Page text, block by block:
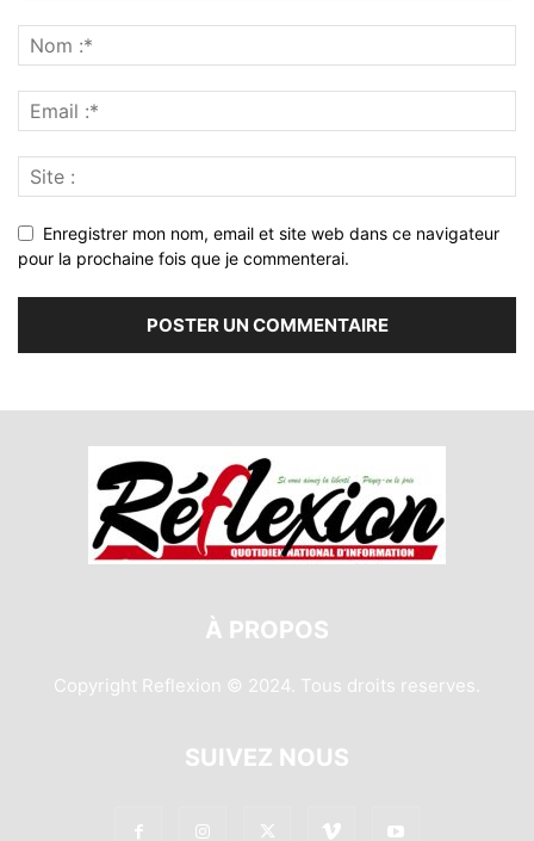
Enregistrer mon nom, email et site web dans ce navigateur
pour la prochaine fois que je commenterai.
À PROPOS
Copyright Reflexion © 2024. Tous droits reserves.
SUIVEZ NOUS